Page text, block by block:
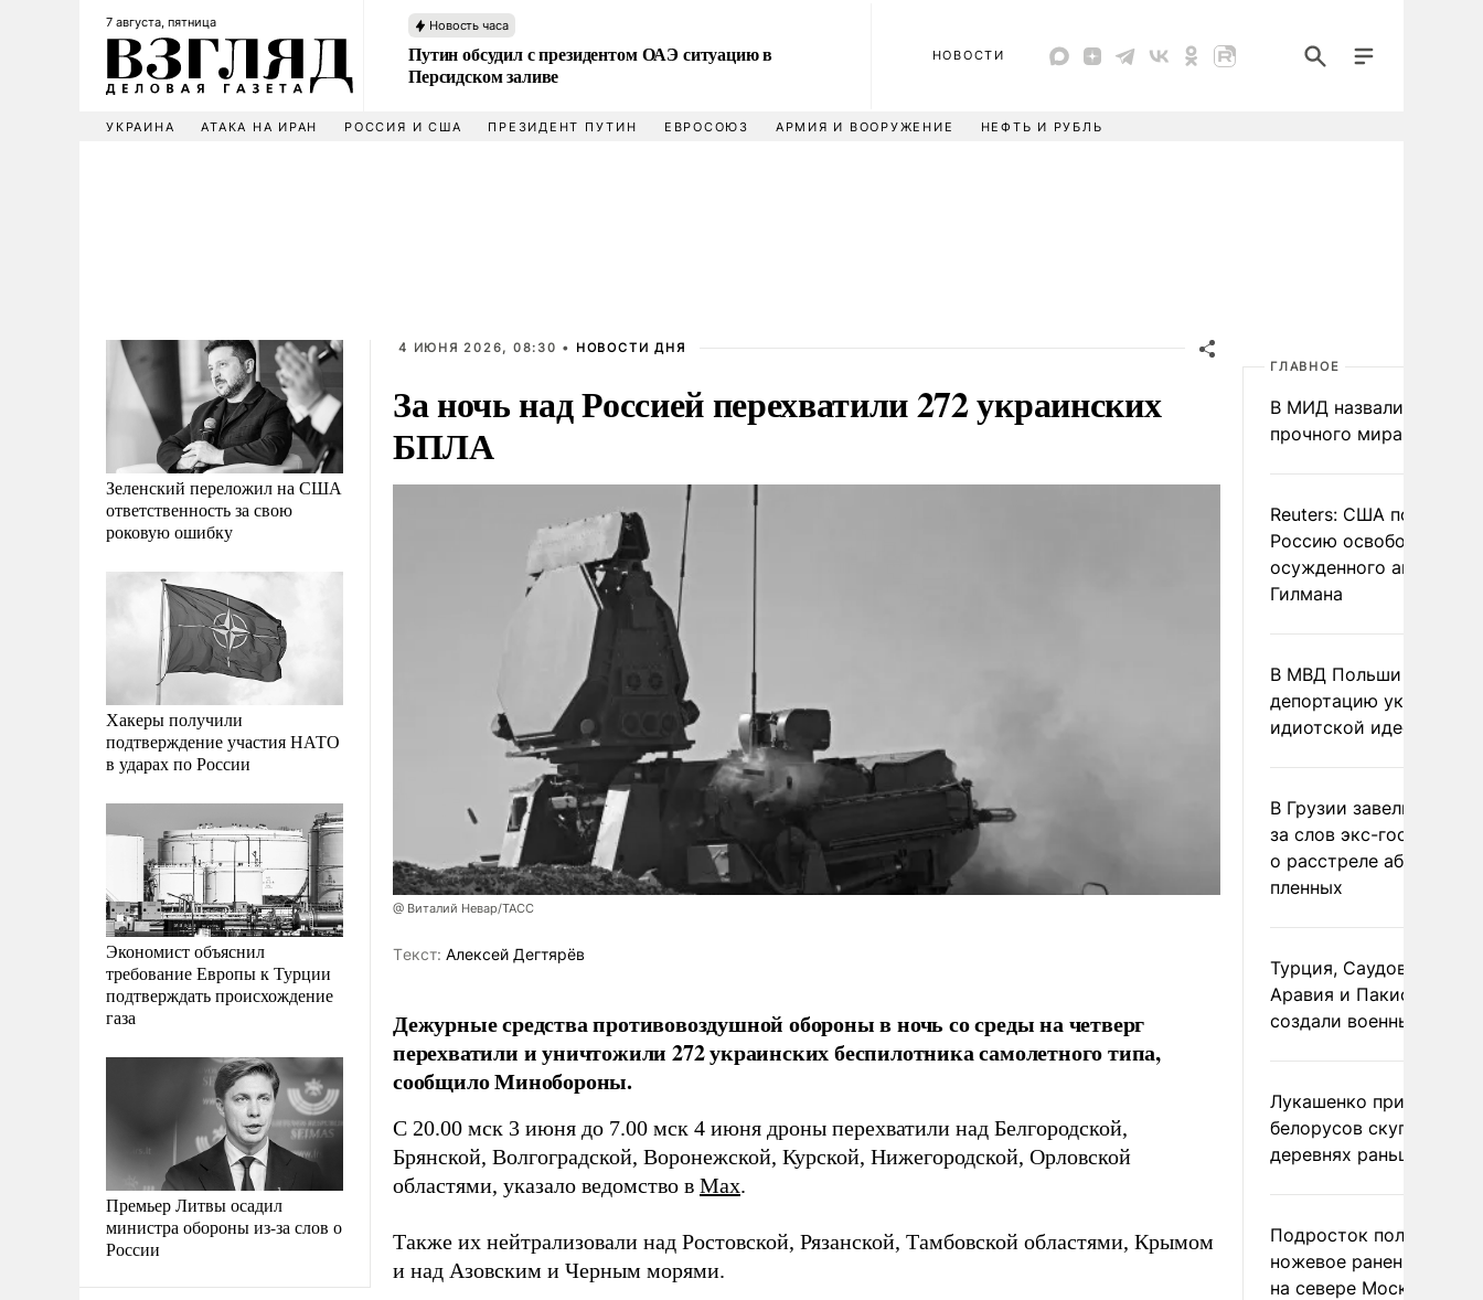
7 августа, пятница Новость часа
Путин обсудил с президентом ОАЭ ситуацию в
Персидском заливе
НОВОСТИ
УКРАИНА АТАКА НА ИРАН РОССИЯ И США ПРЕЗИДЕНТ ПУТИН ЕВРОСОЮЗ АРМИЯ И ВООРУЖЕНИЕ НЕФТЬ И РУБЛЬ
Зеленский переложил на США
ответственность за свою
роковую ошибку
Хакеры получили
подтверждение участия НАТО
в ударах по России
Экономист объяснил
требование Европы к Турции
подтверждать происхождение
газа
Премьер Литвы осадил
министра обороны из-за слов о
России
4 ИЮНЯ 2026, 08:30 • НОВОСТИ ДНЯ
За ночь над Россией перехватили 272 украинских
БПЛА
@ Виталий Невар/ТАСС
Tекст: Алексей Дегтярёв
Дежурные средства противовоздушной обороны в ночь со среды на четверг
перехватили и уничтожили 272 украинских беспилотника самолетного типа,
сообщило Минобороны.
С 20.00 мск 3 июня до 7.00 мск 4 июня дроны перехватили над Белгородской,
Брянской, Волгоградской, Воронежской, Курской, Нижегородской, Орловской
областями, указало ведомство в Max.
Также их нейтрализовали над Ростовской, Рязанской, Тамбовской областями, Крымом
и над Азовским и Черным морями.
ГЛАВНОЕ
В МИД назвали условия
прочного мира на
Reuters: США
Россию освободить
осужденного
Гилмана
В МВД Польши назвали
депортацию украинцев
идиотской идеей
В Грузии завели дело
за слов экс-
о расстреле абхазских
пленных
Турция, Саудовская
Аравия и Пакистан
создали военный союз
Лукашенко призвал
белорусов скупать
деревнях раньше
Подросток получил
ножевое ранение в
на севере Москвы